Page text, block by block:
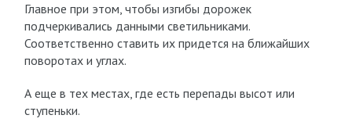
Главное при этом, чтобы изгибы дорожек
подчеркивались данными светильниками.
Соответственно ставить их придется на ближайших
поворотах и углах.
А еще в тех местах, где есть перепады высот или
ступеньки.